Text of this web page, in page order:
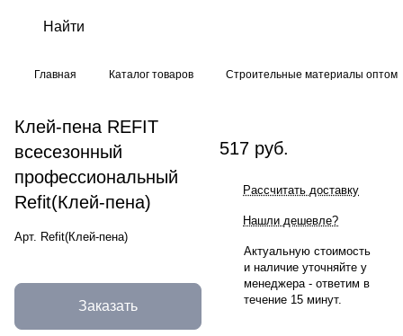
Главная Каталог товаров Строительные материалы оптом
Клей-пена REFIT
всесезонный
профессиональный
Refit(Клей-пена)
Арт. Refit(Клей-пена)
Заказать
517 руб.
Рассчитать доставку
Нашли дешевле?
Актуальную стоимость
и наличие уточняйте у
менеджера - ответим в
течение 15 минут.